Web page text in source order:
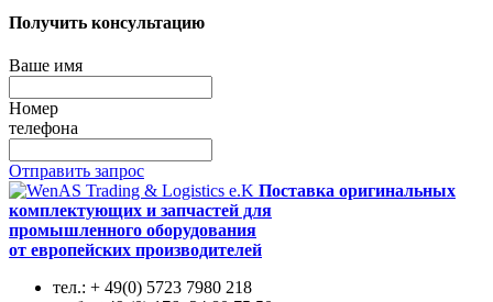
Получить консультацию
Ваше имя
Номер
телефона
Отправить запрос
Поставка оригинальных
комплектующих и запчастей для
промышленного оборудования
от европейских производителей
тел.: + 49(0) 5723 7980 218